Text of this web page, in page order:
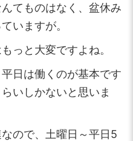
てものはなく、盆休み
いますが。
っと大変ですよね。
日は働くのが基本です
いしかないと思いま
ので、土曜日～平日5